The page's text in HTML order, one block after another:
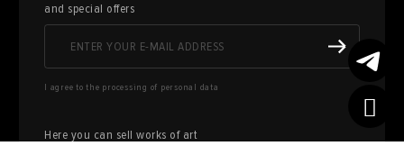
and special offers
I agree to the processing of personal data
Here you can sell works of art